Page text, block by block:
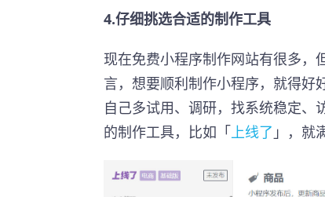
4.仔细挑选合适的制作工具
现在免费小程序制作网站有很多，
言，想要顺利制作小程序，就得好
自己多试用、调研，找系统稳定
的制作工具，比如「上线了 」，就